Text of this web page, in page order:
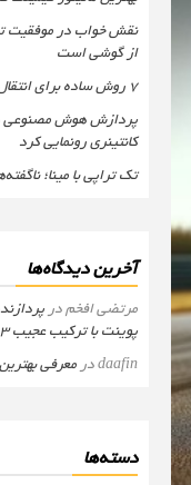
نقش خواب در موفقیت
از گوشی است
۷ روش ساده برای انتقال عکس‌ها بدون افت کیفیت
پردازش هوش مصنوعی در
کانتینری رونمایی کرد
تک تراپی با مینا؛
آخرین دیدگاه‌ها
مرتضی افخمدر
پوینت با ترکیب عجیب 3+3 رویت شد
daafinدر معرفی بهترین فلش های 64
دسته‌ها